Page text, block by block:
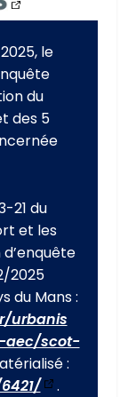
le
du
des 5
21 du
et les
2025
du Mans :
urbanis
aec/scot-
:
.